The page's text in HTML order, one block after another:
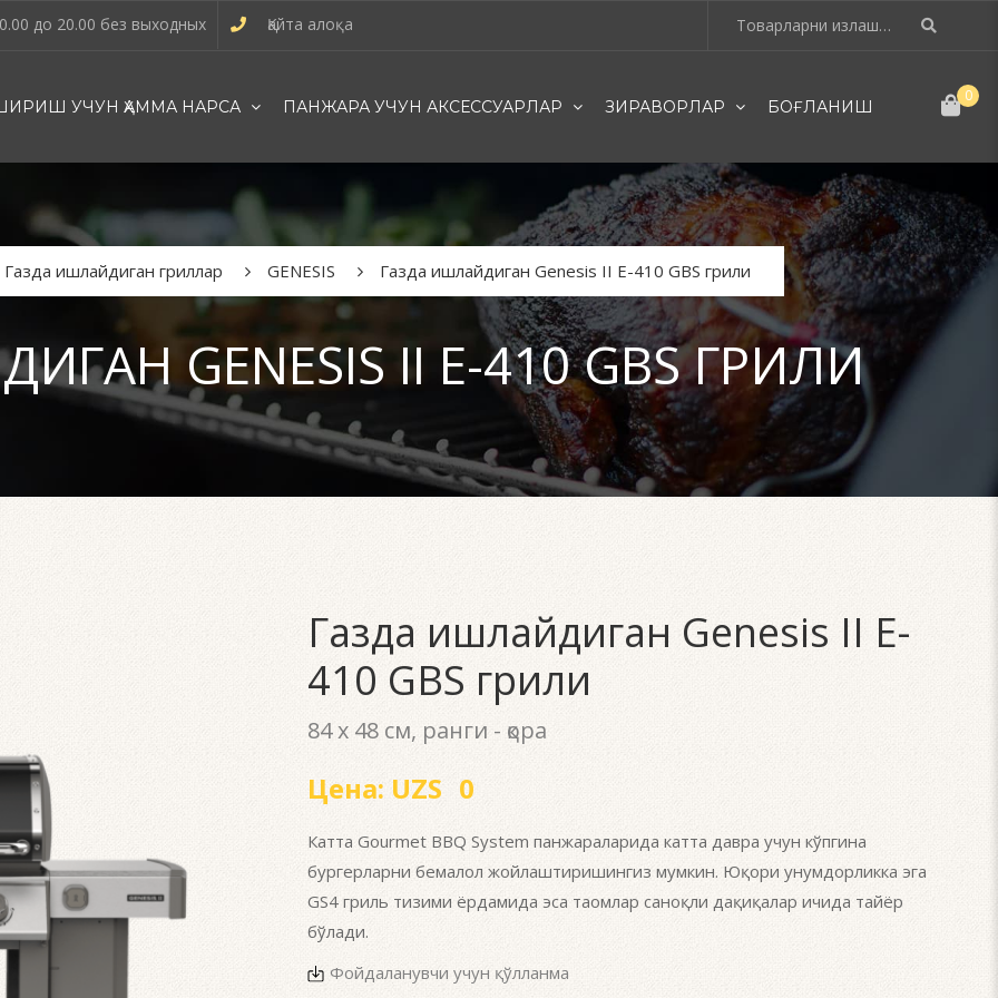
до 20.00 без выходных Қайта алоқа
УЧУН ҲАММА НАРСА ПАНЖАРА УЧУН АКСЕССУАРЛАР ЗИРАВОРЛАР БОҒЛАНИШ
0
GENESIS II E-410 GBS ГРИЛИ
Газда ишлайдиган гриллар GENESIS Газда ишлайдиган Genesis II E-410 GBS грили
Газда ишлайдиган Genesis II E-
410 GBS грили
84 x 48 см, ранги - қора
Цена: UZS 0
Катта Gourmet BBQ System панжараларида катта давра учун кўпгина
бургерларни бемалол жойлаштиришингиз мумкин. Юқори унумдорликка эга
GS4 гриль тизими ёрдамида эса таомлар саноқли дақиқалар ичида тайёр
бўлади.
Фойдаланувчи учун қўлланма